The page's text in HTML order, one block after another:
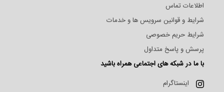
اطلاعات تماس
شرایط و قوانین سرویس ها و خدمات
شرایط حریم خصوصی
پرسش و پاسخ متداول
با ما در شبکه های اجتماعی همراه باشید
اینستاگرام